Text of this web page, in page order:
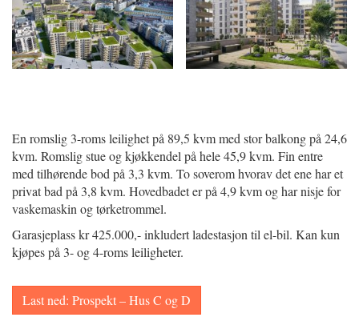
En romslig 3-roms leilighet på 89,5 kvm med stor balkong på 24,6
kvm. Romslig stue og kjøkkendel på hele 45,9 kvm. Fin entre
med tilhørende bod på 3,3 kvm. To soverom hvorav det ene har et
privat bad på 3,8 kvm. Hovedbadet er på 4,9 kvm og har nisje for
vaskemaskin og tørketrommel.
Garasjeplass kr 425.000,- inkludert ladestasjon til el-bil. Kan kun
kjøpes på 3- og 4-roms leiligheter.
Last ned: Prospekt – Hus C og D